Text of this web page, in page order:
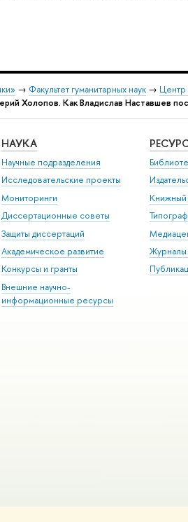
→ Факультет гуманитарных наук → Центр
Холопов. Как Владислав Наставшев
НАУКА
Научные подразделения
Исследовательские проекты
Мониторинги
Диссертационные советы
Защиты диссертаций
Академическое развитие
Конкурсы и гранты
Внешние научно-
информационные ресурсы
Книжный